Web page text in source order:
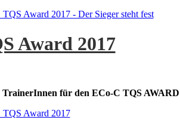
Award 2017 - Der Sieger steht fest
Award 2017
TrainerInnen für den ECo-C TQS AWARD
TQS Award 2017